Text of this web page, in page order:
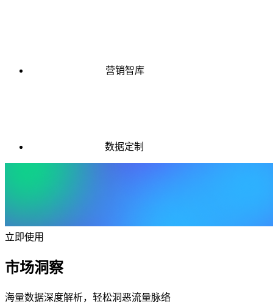
营销智库
数据定制
立即使用
市场洞察
海量数据深度解析，轻松洞恶流量脉络